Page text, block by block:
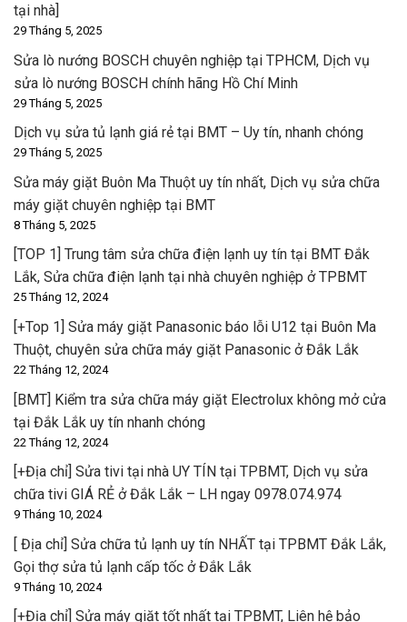
tại nhà]
29 Tháng 5, 2025
Sửa lò nướng BOSCH chuyên nghiệp tại TPHCM, Dịch vụ
sửa lò nướng BOSCH chính hãng Hồ Chí Minh
29 Tháng 5, 2025
Dịch vụ sửa tủ lạnh giá rẻ tại BMT – Uy tín, nhanh chóng
29 Tháng 5, 2025
Sửa máy giặt Buôn Ma Thuột uy tín nhất, Dịch vụ sửa chữa
máy giặt chuyên nghiệp tại BMT
8 Tháng 5, 2025
[TOP 1] Trung tâm sửa chữa điện lạnh uy tín tại BMT Đắk
Lắk, Sửa chữa điện lạnh tại nhà chuyên nghiệp ở TPBMT
25 Tháng 12, 2024
[+Top 1] Sửa máy giặt Panasonic báo lỗi U12 tại Buôn Ma
Thuột, chuyên sửa chữa máy giặt Panasonic ở Đắk Lắk
22 Tháng 12, 2024
[BMT] Kiểm tra sửa chữa máy giặt Electrolux không mở cửa
tại Đắk Lắk uy tín nhanh chóng
22 Tháng 12, 2024
[+Địa chỉ] Sửa tivi tại nhà UY TÍN tại TPBMT, Dịch vụ sửa
chữa tivi GIÁ RẺ ở Đắk Lắk – LH ngay 0978.074.974
9 Tháng 10, 2024
[ Địa chỉ] Sửa chữa tủ lạnh uy tín NHẤT tại TPBMT Đắk Lắk,
Gọi thợ sửa tủ lạnh cấp tốc ở Đắk Lắk
9 Tháng 10, 2024
[+Địa chỉ] Sửa máy giặt tốt nhất tại TPBMT, Liên hệ bảo